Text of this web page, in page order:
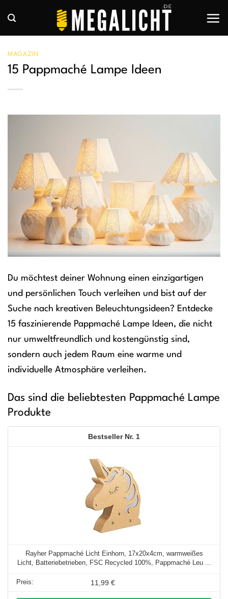
Inhalt
springen
MAGAZIN
15 Pappmaché Lampe Ideen
Du möchtest deiner Wohnung einen einzigartigen
und persönlichen Touch verleihen und bist auf der
Suche nach kreativen Beleuchtungsideen? Entdecke
15 faszinierende Pappmaché Lampe Ideen, die nicht
nur umweltfreundlich und kostengünstig sind,
sondern auch jedem Raum eine warme und
individuelle Atmosphäre verleihen.
Das sind die beliebtesten Pappmaché Lampe
Produkte
1
Rayher Pappmaché Licht Einhorn, 17x20x4cm, warmweißes
Licht, Batteriebetrieben, FSC Recycled 100%, Pappmaché Leu ...
11,99 €